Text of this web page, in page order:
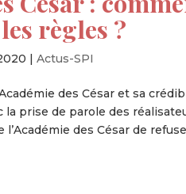
règles ?
|Actus-SPI
des César et sa
la prise de parole des
des César de